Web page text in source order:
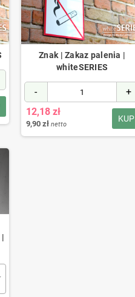
Znak | Zakaz palenia |
whiteSERIES
- +
KUP
12,18 zł
9,90 zł netto